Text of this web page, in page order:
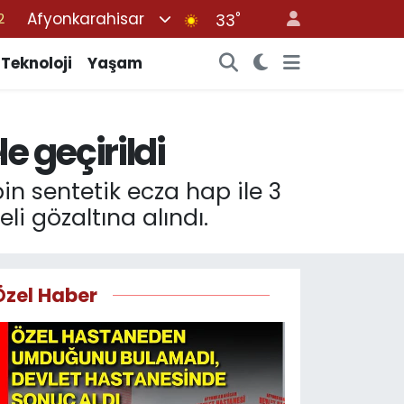
Afyonkarahisar 33°
Teknoloji Yaşam
geçirildi
sentetik ecza hap ile 3
gözaltına alındı.
Haber